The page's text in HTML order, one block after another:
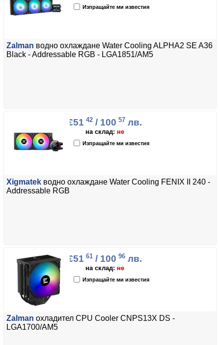
Изпращайте ми известия
Zalman водно охлаждане Water Cooling ALPHA2 SE A36
Black - Addressable RGB - LGA1851/AM5
€51 42 / 100 57 лв.
на склад: не
Изпращайте ми известия
Xigmatek водно охлаждане Water Cooling FENIX II 240 -
Addressable RGB
€51 61 / 100 96 лв.
на склад: не
Изпращайте ми известия
Zalman охладител CPU Cooler CNPS13X DS -
LGA1700/AM5